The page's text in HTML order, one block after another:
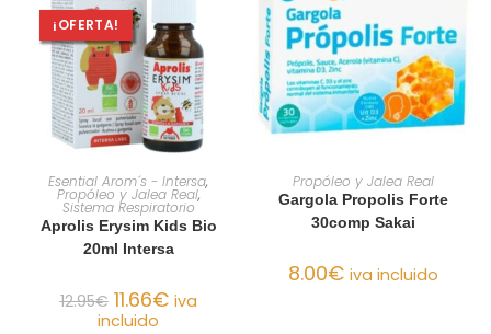
¡OFERTA!
AÑADIR AL CARRITO
Esential Arom´s - Intersa,
Propóleo y Jalea Real,
Sistema Respiratorio
Aprolis Erysim Kids Bio
20ml Intersa
12.95€ 11.66€ iva
incluido
AÑADIR AL CARRITO
Propóleo y Jalea Real
Gargola Propolis Forte
30comp Sakai
8.00€ iva incluido